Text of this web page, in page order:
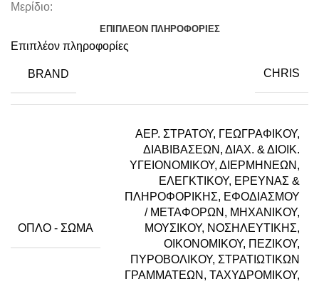
Μερίδιο:
ΕΠΙΠΛΈΟΝ ΠΛΗΡΟΦΟΡΊΕΣ
Επιπλέον πληροφορίες
BRAND CHRIS
ΌΠΛΟ - ΣΏΜΑ
ΑΕΡ. ΣΤΡΑΤΟΥ, ΓΕΩΓΡΑΦΙΚΟΥ,
ΔΙΑΒΙΒΑΣΕΩΝ, ΔΙΑΧ. & ΔΙΟΙΚ.
ΥΓΕΙΟΝΟΜΙΚΟΥ, ΔΙΕΡΜΗΝΕΩΝ,
ΕΛΕΓΚΤΙΚΟΥ, ΕΡΕΥΝΑΣ &
ΠΛΗΡΟΦΟΡΙΚΗΣ, ΕΦΟΔΙΑΣΜΟΥ
/ ΜΕΤΑΦΟΡΩΝ, ΜΗΧΑΝΙΚΟΥ,
ΜΟΥΣΙΚΟΥ, ΝΟΣΗΛΕΥΤΙΚΗΣ,
ΟΙΚΟΝΟΜΙΚΟΥ, ΠΕΖΙΚΟΥ,
ΠΥΡΟΒΟΛΙΚΟΥ, ΣΤΡΑΤΙΩΤΙΚΩΝ
ΓΡΑΜΜΑΤΕΩΝ, ΤΑΧΥΔΡΟΜΙΚΟΥ,